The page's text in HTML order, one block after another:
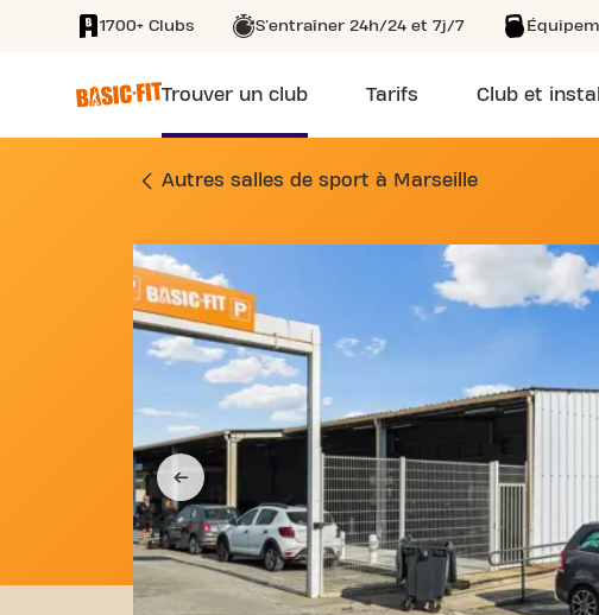
SKIP TO MAIN CONTENT
1700+ Clubs S'entraîner 24h/24 et 7j/7
Trouver un club Tarifs Club et
SALLE DE SPORT
Autres salles de sport à Marseille